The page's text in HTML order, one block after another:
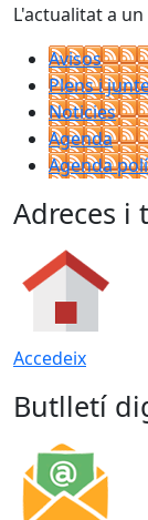
L'actualitat a un
Avisos
Plens i
Noticies
Agenda
Agenda
Adreces i
Accedeix
Butlletí